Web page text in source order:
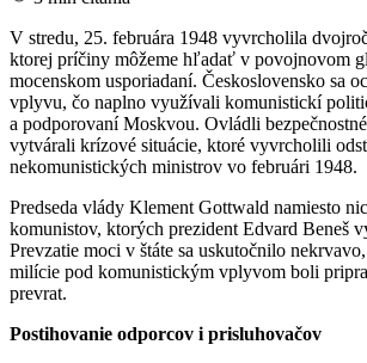
V stredu, 25. februára 1948 vyvrcholila
ktorej príčiny môžeme hľadať v povojnovom
mocenskom usporiadaní. Československo sa
vplyvu, čo naplno využívali komunistickí
a podporovaní Moskvou. Ovládli
vytvárali krízové situácie, ktoré vyvrcholili
nekomunistických ministrov vo februári 1948.
Predseda vlády Klement Gottwald namiesto
komunistov, ktorých prezident Edvard Beneš
Prevzatie moci v štáte sa uskutočnilo
milície pod komunistickým vplyvom boli
prevrat.
Postihovanie odporcov i prisluhovačov